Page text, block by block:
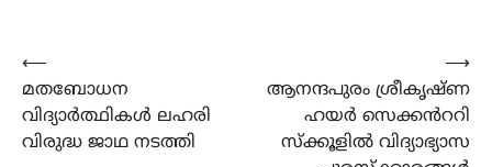
Post
navigation
⟵
മതബോധന
വിദ്യാർത്ഥികൾ ലഹരി
വിരുദ്ധ ജാഥ നടത്തി
ആനന്ദപുരം ശ്രീകൃഷ്ണ
ഹയർ സെക്കൻററി
സ്ക്കൂളിൽ വിദ്യാഭ്യാസ
⟶